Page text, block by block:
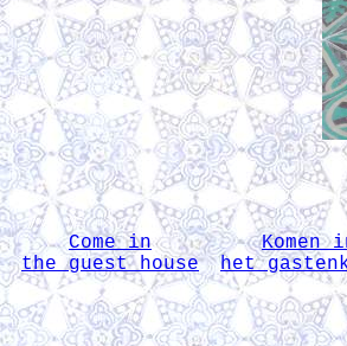
Come in
the guest house
Komen
het